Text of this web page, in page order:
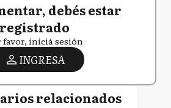
debés estar
registrado
favor, iniciá sesión
INGRESA
relacionados